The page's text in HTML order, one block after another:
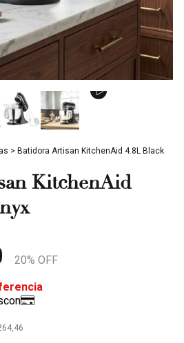
> Batidora Artisan KitchenAid 4.8L Black
KitchenAid
20% OFF